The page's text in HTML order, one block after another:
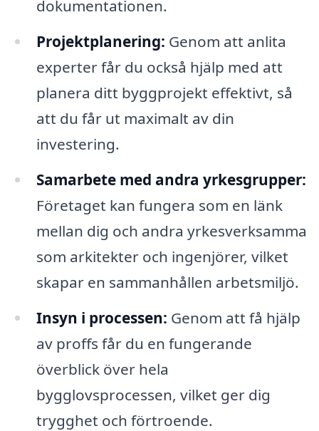
dokumentationen.
Projektplanering: Genom att anlita
experter får du också hjälp med att
planera ditt byggprojekt effektivt, så
att du får ut maximalt av din
investering.
Samarbete med andra yrkesgrupper:
Företaget kan fungera som en länk
mellan dig och andra yrkesverksamma
som arkitekter och ingenjörer, vilket
skapar en sammanhållen arbetsmiljö.
Insyn i processen: Genom att få hjälp
av proffs får du en fungerande
överblick över hela
bygglovsprocessen, vilket ger dig
trygghet och förtroende.